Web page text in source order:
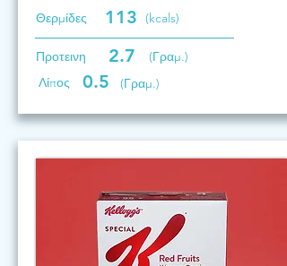
Θερμίδες 113 (kcals)
Προτεινη 2.7
(Γραμ.)
Λίπος
0.5 (Γραμ.)